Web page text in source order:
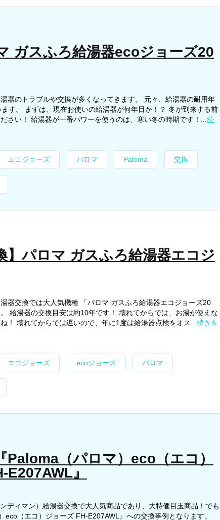
ガスふろ給湯器ecoジョーズ20
器のトラブルや交換が多くなってきます。 元々、給湯器の耐用年
す。 まずは、現在お使いの給湯器が何年目か！？ 冬が到来する前
さい！ 給湯器が一番パワーを使うのは、寒い冬の時期です！... 続
エコジョーズ パロマ Paloma 交換
】パロマ ガスふろ給湯器エコジ
器交換では大人気機種 「パロマ ガスふろ給湯器エコジョーズ20
給湯器の交換目安は約10年です！ 壊れてからでは、お湯が使えな
！ 壊れてからでは遅いので、年に1度は給湯器点検をオス... 続きを
エコジョーズ ecoジョーズ パロマ
Paloma（パロマ）eco（エコ）
』
ディマン）給湯器交換で大人気商品であり、大特価目玉商品！でも
eco（エコ）ジョーズ FH-E207AWL』への交換事例となります。